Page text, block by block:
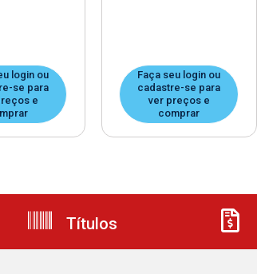
login ou
se para
e
Faça seu login ou
cadastre-se para
ver preços e
comprar
Títulos